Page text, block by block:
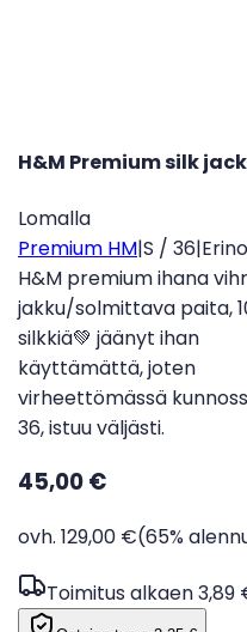
H&M Premium silk
Lomalla
Premium HM|S / 36|
H&M premium ihana
jakku/solmittava paita,
silkkiä💚 jäänyt ihan
käyttämättä, joten
virheettömässä
36, istuu väljästi.
45,00 €
ovh. 129,00 €(65%
Toimitus alkaen 3,89